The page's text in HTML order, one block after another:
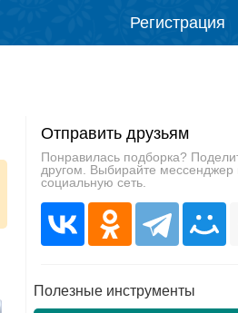
Регистрация
Отправить друзьям
Понравилась подборка?
другом. Выбирайте мессенджер
социальную сеть.
Полезные инструменты